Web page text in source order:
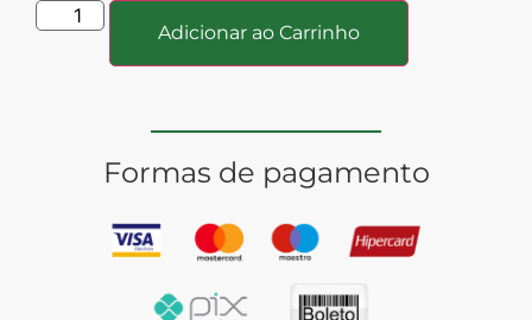
Adicionar ao Carrinho
Formas de pagamento